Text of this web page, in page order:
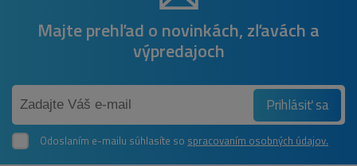
Majte prehľad o novinkách, zľavách a
výpredajoch
Prihlásiť sa
Odoslaním e-mailu súhlasíte so spracovaním osobných údajov.